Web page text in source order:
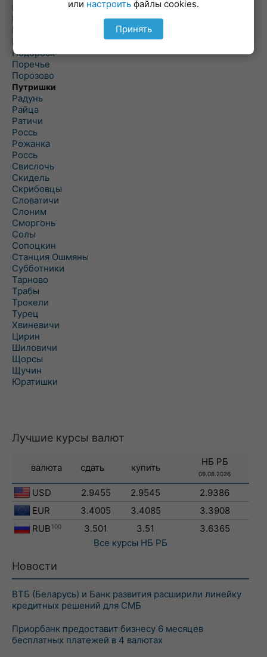
Погородно
Пограничный
Подлабенье
Подольцы
Подороск
Поречье
Порозово
Путришки
Радунь
Райца
Ратичи
Роcсь
Рожанка
Россь
Свислочь
Скидель
Скрибовцы
Словатичи
Слоним
Сморгонь
Солы
Сопоцкин
Станция Ошмяны
Субботники
Тарново
Трабы
Трокели
Турец
Хвиневичи
Цирин
Шиловичи
Щорсы
Щучин
Юратишки
Лучшие курсы валют
валюта сдать купить
НБ РБ
09.08.2026
USD 2.9455 2.9545
2.9386
EUR
3.4005 3.4085
3.3908
RUB 100 3.501 3.51
3.6365
Все курсы НБ РБ
Новости
ВТБ (Беларусь) и Банк развития расширили линейку
кредитных решений для СМБ
Приорбанк предоставит бизнесу 6 месяцев
бесплатных платежей в 4 валютах
или настроить файлы cookies.
Принять